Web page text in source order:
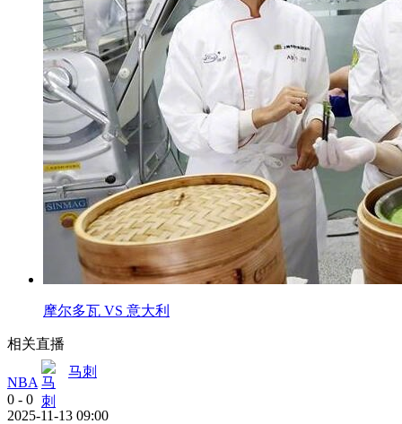
摩尔多瓦 VS 意大利
相关直播
NBA
马刺
0 - 0
2025-11-13 09:00